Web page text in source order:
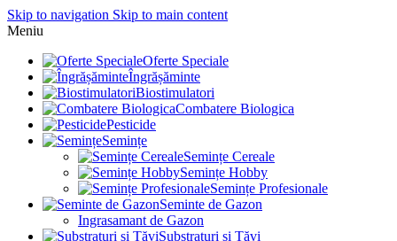
Skip to navigation Skip to main content
Meniu
Oferte Speciale
Îngrășăminte
Biostimulatori
Combatere Biologica
Pesticide
Semințe
Semințe Cereale
Semințe Hobby
Semințe Profesionale
Seminte de Gazon
Ingrasamant de Gazon
Substraturi și Tăvi